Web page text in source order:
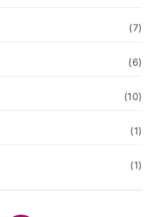
(7)
(6)
(10)
(1)
(1)